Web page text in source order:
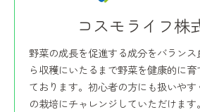
コスモライフ株
野菜の成長を促進する成分をバラン
ら収穫にいたるまで野菜を健康的に
ております。初心者の方にも扱いや
の栽培にチャレンジしていただけます。